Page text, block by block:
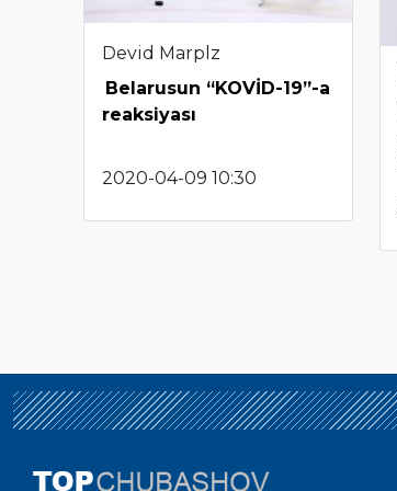
Devid Marplz
Belarusun “KOVİD-19”-a
reaksiyası
2020-04-09 10:30